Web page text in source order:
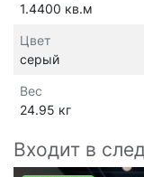
1.4400 кв.м
Цвет
серый
Вес
24.95 кг
Входит в